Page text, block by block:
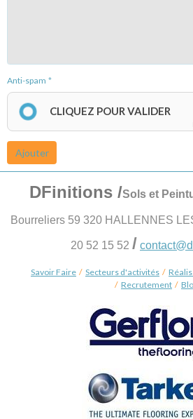
Anti-spam
CLIQUEZ POUR VALIDER
Ajouter
DFinitions /Sols et
Bourreliers 59 320 HALLENNES
20 52 15 52 /
Savoir Faire / Secteurs d'activités /
/ Recrutement /